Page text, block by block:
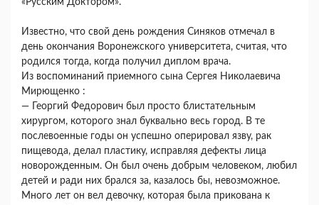
«Русским Доктором».
Известно, что свой день рождения Синяков отмечал в
день окончания Воронежского университета, считая, что
родился тогда, когда получил диплом врача.
Из воспоминаний приемного сына Сергея Николаевича
Мирющенко :
— Георгий Федорович был просто блистательным
хирургом, которого знал буквально весь город. В те
послевоенные годы он успешно оперировал язву, рак
пищевода, делал пластику, исправляя дефекты лица
новорожденным. Он был очень добрым человеком, любил
детей и ради них брался за, казалось бы, невозможное.
Много лет он вел девочку, которая была прикована к